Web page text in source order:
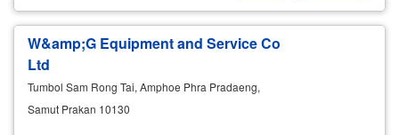
W&amp;G Equipment and Service Co
Ltd
Tumbol Sam Rong Tai, Amphoe Phra Pradaeng,
Samut Prakan 10130